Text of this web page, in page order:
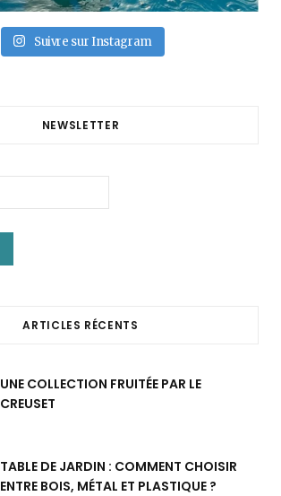
Suivre sur Instagram
NEWSLETTER
ARTICLES RÉCENTS
UNE COLLECTION FRUITÉE PAR LE
CREUSET
TABLE DE JARDIN : COMMENT CHOISIR
ENTRE BOIS, MÉTAL ET PLASTIQUE ?